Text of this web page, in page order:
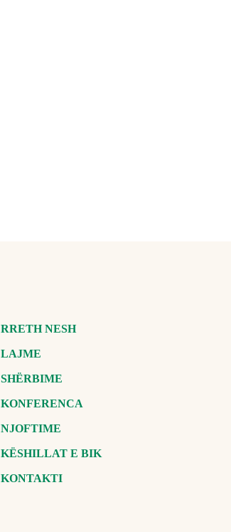
RRETH NESH
LAJME
SHËRBIME
KONFERENCA
NJOFTIME
KËSHILLAT E BIK
KONTAKTI